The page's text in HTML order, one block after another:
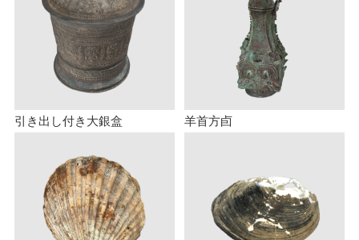
引き出し付き大銀盒 羊首方卣